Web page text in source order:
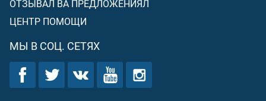
ОТЗЫВАЛ ВА ПРЕДЛОЖЕНИЯЛ
ЦЕНТР ПОМОЩИ
МЫ В СОЦ. СЕТЯХ